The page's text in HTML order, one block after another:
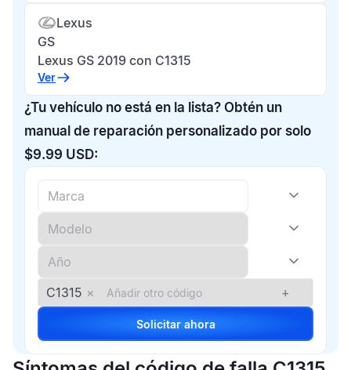
Lexus
GS
Lexus GS 2019 con C1315
Ver
¿Tu vehículo no está en la lista? Obtén un
manual de reparación personalizado por solo
$9.99 USD:
C1315 × +
Solicitar ahora